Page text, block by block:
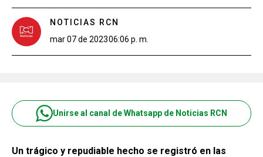
NOTICIAS RCN
mar 07 de 202306:06 p. m.
Unirse al canal de Whatsapp de Noticias RCN
Un trágico y repudiable hecho se registró en las